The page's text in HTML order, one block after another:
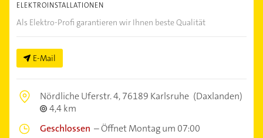
ELEKTROINSTALLATIONEN
Als Elektro-Profi garantieren wir Ihnen beste Qualität
E-Mail
Nördliche Uferstr. 4,76189 Karlsruhe (Daxlanden)
4,4 km
Geschlossen –Öffnet Montag um 07:00